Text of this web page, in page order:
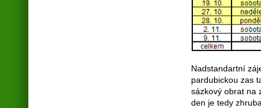
Nadstandartní
pardubickou zas
sázkový obrat na
den je tedy